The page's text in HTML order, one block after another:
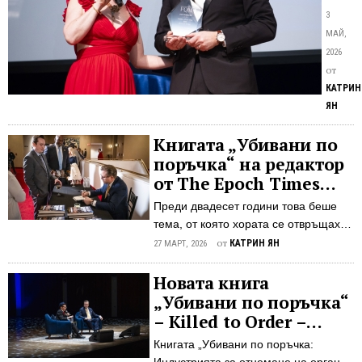
по
на
The
NY
Ян
Killed
to
Order
на
органи
на
с
3
МАЙ,
2026
от
КАТРИН
ЯН
Книгата „Убивани по
поръчка“ на редактор
от The Epoch Times
влезе в списъка на
бестселърите на New
York Times
Преди двадесет години това беше
тема, от която хората се отвръщаха
и страняха, според автора Ян
Нова книга, разкриваща
десетилетната практика на
Китайската комунистическа партия
(ККП) за насилствено отнемане на
органи от вярващи, влезе в списъка
27 МАРТ, 2026 от КАТРИН ЯН
Новата книга
„Убивани по поръчка“
– Killed to Order –
поставя началото на
Книгата „Убивани по поръчка: